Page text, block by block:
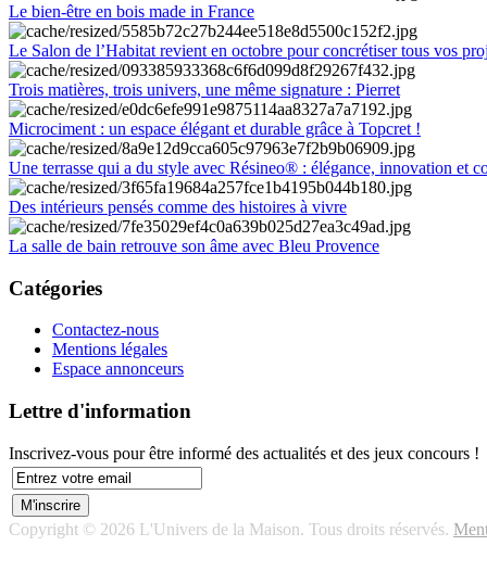
Le bien-être en bois made in France
Le Salon de l’Habitat revient en octobre pour concrétiser tous vos
Trois matières, trois univers, une même signature : Pierret
Microciment : un espace élégant et durable grâce à Topcret !
Une terrasse qui a du style avec Résineo® : élégance, innovation et
Des intérieurs pensés comme des histoires à vivre
La salle de bain retrouve son âme avec Bleu Provence
Catégories
Contactez-nous
Mentions légales
Espace annonceurs
Lettre d'information
Inscrivez-vous pour être informé des actualités et des jeux concours !
Copyright © 2026 L'Univers de la Maison. Tous droits réservés.